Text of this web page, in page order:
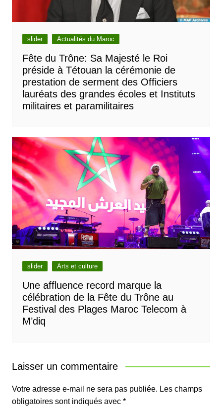
slider Actualités du Maroc
Fête du Trône: Sa Majesté le Roi
préside à Tétouan la cérémonie de
prestation de serment des Officiers
lauréats des grandes écoles et Instituts
militaires et paramilitaires
slider Arts et culture
Une affluence record marque la
célébration de la Fête du Trône au
Festival des Plages Maroc Telecom à
M’diq
Laisser un commentaire
Votre adresse e-mail ne sera pas publiée. Les champs
obligatoires sont indiqués avec *